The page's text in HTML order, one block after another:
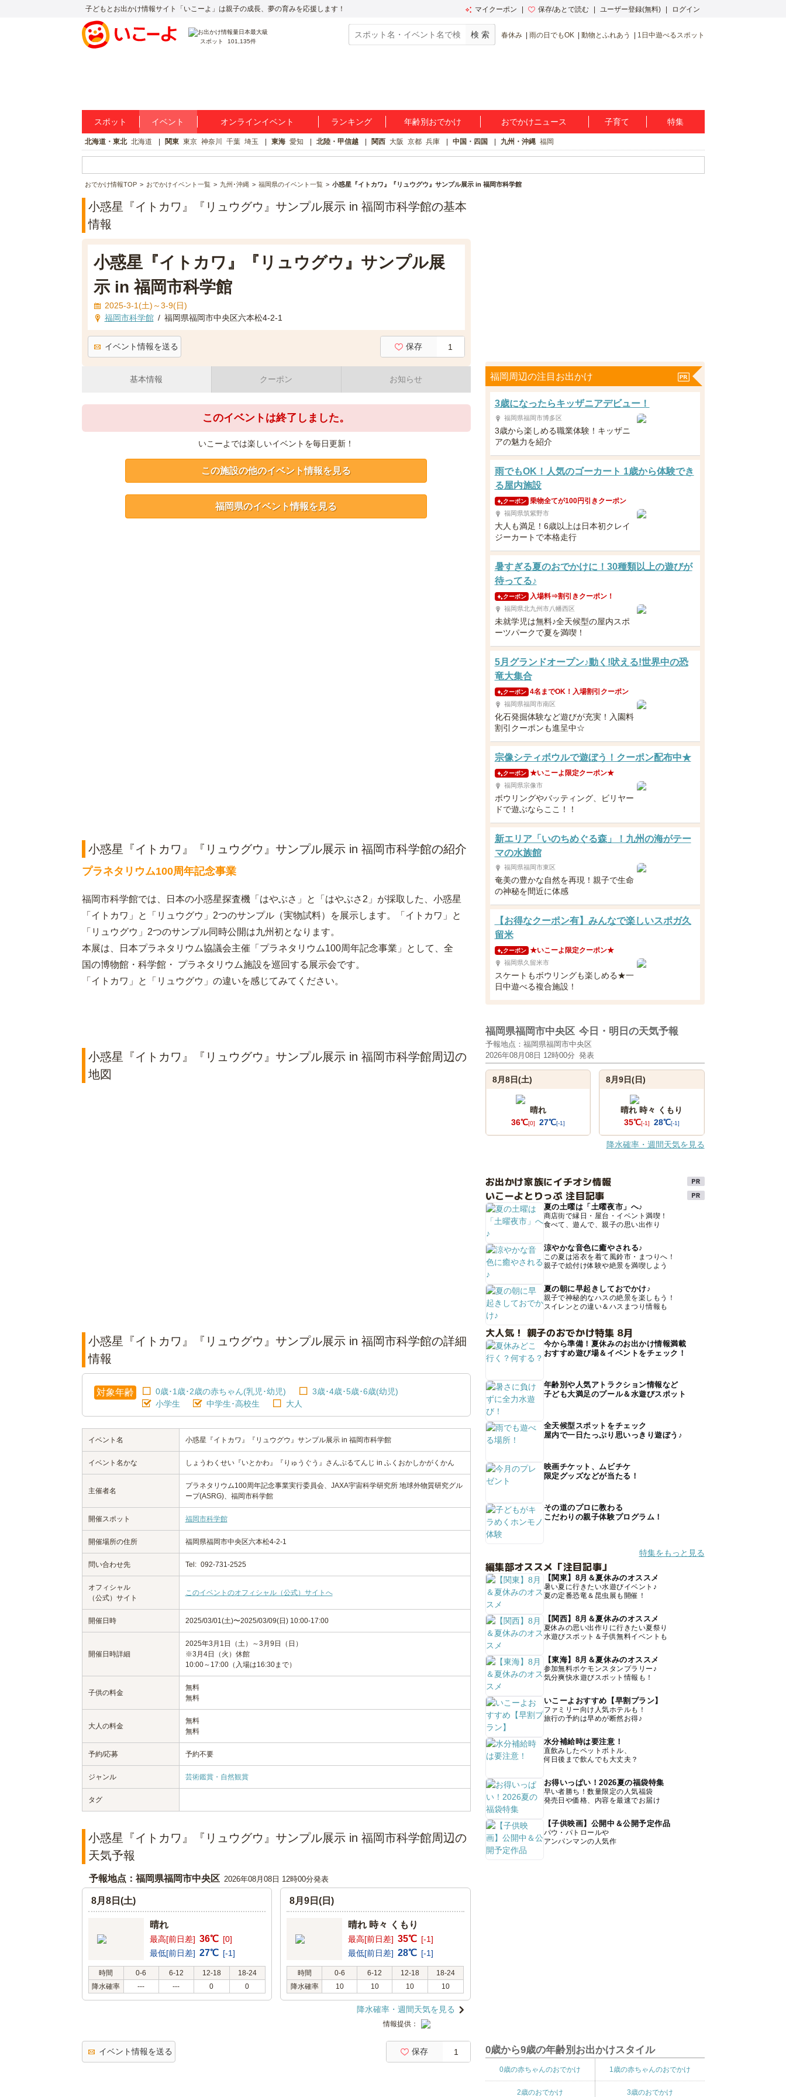
子どもとお出かけ情報サイト「いこーよ」は親子の成長、夢の育みを応援します！ マイクーポン 保存/あとで読む ユーザー登録(無料) ログイン
スポット 101,135件
春休み 雨の日でもOK 動物とふれあう 1日中遊べるスポット
スポット イベント オンラインイベント ランキング 年齢別おでかけ おでかけニュース 子育て 特集
北海道・東北 北海道 関東 東京 神奈川 千葉 埼玉 東海 愛知 北陸・甲信越 関西 大阪 京都 兵庫 中国・四国 九州・沖縄 福岡
おでかけ情報TOP おでかけイベント一覧 九州･沖縄 福岡県のイベント一覧 小惑星『イトカワ』『リュウグウ』サンプル展示 in 福岡市科学館
小惑星『イトカワ』『リュウグウ』サンプル展示 in 福岡市科学館の基本
情報
小惑星『イトカワ』『リュウグウ』サンプル展
示 in 福岡市科学館
2025-3-1(土)～3-9(日)
福岡市科学館 / 福岡県福岡市中央区六本松4-2-1
イベント情報を送る 保存 1
基本情報 クーポン お知らせ
このイベントは終了しました。
いこーよでは楽しいイベントを毎日更新！
この施設の他のイベント情報を見る
福岡県のイベント情報を見る
小惑星『イトカワ』『リュウグウ』サンプル展示 in 福岡市科学館の紹介
プラネタリウム100周年記念事業
福岡市科学館では、日本の小惑星探査機「はやぶさ」と「はやぶさ2」が採取した、小惑星
「イトカワ」と「リュウグウ」2つのサンプル（実物試料）を展示します。「イトカワ」と
「リュウグウ」2つのサンプル同時公開は九州初となります。
本展は、日本プラネタリウム協議会主催「プラネタリウム100周年記念事業」として、全
国の博物館・科学館・ プラネタリウム施設を巡回する展示会です。
「イトカワ」と「リュウグウ」の違いを感じてみてください。
小惑星『イトカワ』『リュウグウ』サンプル展示 in 福岡市科学館周辺の
地図
小惑星『イトカワ』『リュウグウ』サンプル展示 in 福岡市科学館の詳細
情報
対象年齢 0歳･1歳･2歳の赤ちゃん(乳児･幼児)
3歳･4歳･5歳･6歳(幼児)
小学生
中学生･高校生 大人
イベント名 小惑星『イトカワ』『リュウグウ』サンプル展示 in 福岡市科学館
イベント名かな しょうわくせい『いとかわ』『りゅうぐう』さんぷるてんじ in ふくおかしかがくかん
主催者名
プラネタリウム100周年記念事業実行委員会、JAXA宇宙科学研究所 地球外物質研究グル
ープ(ASRG)、福岡市科学館
開催スポット 福岡市科学館
開催場所の住所 福岡県福岡市中央区六本松4-2-1
問い合わせ先 Tel: 092-731-2525
オフィシャル
（公式）サイト
このイベントのオフィシャル（公式）サイトへ
開催日時 2025/03/01(土)〜2025/03/09(日) 10:00-17:00
開催日時詳細
2025年3月1日（土）～3月9日（日）
※3月4日（火）休館
10:00～17:00（入場は16:30まで）
子供の料金
無料
無料
大人の料金
無料
無料
予約/応募 予約不要
ジャンル 芸術鑑賞・自然観賞
タグ
小惑星『イトカワ』『リュウグウ』サンプル展示 in 福岡市科学館周辺の
天気予報
予報地点：福岡県福岡市中央区 2026年08月08日 12時00分発表
8月8日(土)
晴れ
最高[前日差] 36℃ [0]
最低[前日差] 27℃ [-1]
時間 0-6 6-12 12-18
18-24
降水確率
--- --- 0 0
8月9日(日)
晴れ 時々 くもり
最高[前日差] 35℃ [-1]
最低[前日差] 28℃ [-1]
時間 0-6 6-12 12-18
18-24
降水確率
10 10 10 10
降水確率・週間天気を見る
情報提供：
イベント情報を送る 保存 1
福岡周辺の注目お出かけ
3歳になったらキッザニアデビュー！
福岡県福岡市博多区
3歳から楽しめる職業体験！キッザニ
アの魅力を紹介
雨でもOK！人気のゴーカート 1歳から体験でき
る屋内施設
クーポン 乗物全てが100円引きクーポン
福岡県筑紫野市
大人も満足！6歳以上は日本初クレイ
ジーカートで本格走行
暑すぎる夏のおでかけに！30種類以上の遊びが
待ってる♪
クーポン 入場料⇒割引きクーポン！
福岡県北九州市八幡西区
未就学児は無料♪全天候型の屋内スポ
ーツパークで夏を満喫！
5月グランドオープン♪動く!吠える!世界中の恐
竜大集合
クーポン 4名までOK！入場割引クーポン
福岡県福岡市南区
化石発掘体験など遊びが充実！入園料
割引クーポンも進呈中☆
宗像シティボウルで遊ぼう！クーポン配布中★
クーポン ★いこーよ限定クーポン★
福岡県宗像市
ボウリングやバッティング、ビリヤー
ドで遊ぶならここ！！
新エリア「いのちめぐる森」！九州の海がテー
マの水族館
福岡県福岡市東区
奄美の豊かな自然を再現！親子で生命
の神秘を間近に体感
【お得なクーポン有】みんなで楽しいスポガ久
留米
クーポン ★いこーよ限定クーポン★
福岡県久留米市
スケートもボウリングも楽しめる★一
日中遊べる複合施設！
福岡県福岡市中央区 今日・明日の天気予報
予報地点：福岡県福岡市中央区
2026年08月08日 12時00分 発表
8月8日(土)
晴れ
36℃[0] 27℃[-1]
8月9日(日)
晴れ 時々 くもり
35℃[-1] 28℃[-1]
降水確率・週間天気を見る
お出かけ家族にイチオシ情報
いこーよとりっぷ 注目記事
夏の土曜は「土曜夜市」へ♪
商店街で縁日・屋台・イベント満喫！
食べて、遊んで、親子の思い出作り
涼やかな音色に癒やされる♪
この夏は浴衣を着て風鈴市・まつりへ！
親子で絵付け体験や絶景を満喫しよう
夏の朝に早起きしておでかけ♪
親子で神秘的なハスの絶景を楽しもう！
スイレンとの違い＆ハスまつり情報も
大人気！ 親子のおでかけ特集 8月
今から準備！夏休みのお出かけ情報満載
おすすめ遊び場＆イベントをチェック！
年齢別や人気アトラクション情報など
子ども大満足のプール＆水遊びスポット
全天候型スポットをチェック
屋内で一日たっぷり思いっきり遊ぼう♪
映画チケット、ムビチケ
限定グッズなどが当たる！
その道のプロに教わる
こだわりの親子体験プログラム！
特集をもっと見る
編集部オススメ「注目記事」
【関東】8月＆夏休みのオススメ
暑い夏に行きたい水遊びイベント♪
夏の定番恐竜＆昆虫展も開催！
【関西】8月＆夏休みのオススメ
夏休みの思い出作りに行きたい夏祭り
水遊びスポット＆子供無料イベントも
【東海】8月＆夏休みのオススメ
参加無料ポケモンスタンプラリー♪
気分爽快水遊びスポット情報も！
いこーよおすすめ【早割プラン】
ファミリー向け人気ホテルも！
旅行の予約は早めが断然お得♪
水分補給時は要注意！
直飲みしたペットボトル、
何日後まで飲んでも大丈夫？
お得いっぱい！2026夏の福袋特集
早い者勝ち！数量限定の人気福袋
発売日や価格、内容を最速でお届け
【子供映画】公開中＆公開予定作品
パウ・パトロールや
アンパンマンの人気作
0歳から9歳の年齢別お出かけスタイル
0歳の赤ちゃんのおでかけ 1歳の赤ちゃんのおでかけ
2歳のおでかけ 3歳のおでかけ